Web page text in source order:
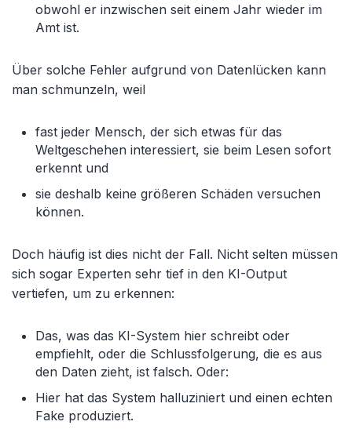
obwohl er inzwischen seit einem Jahr wieder im
Amt ist.
Über solche Fehler aufgrund von Datenlücken kann
man schmunzeln, weil
fast jeder Mensch, der sich etwas für das
Weltgeschehen interessiert, sie beim Lesen sofort
erkennt und
sie deshalb keine größeren Schäden versuchen
können.
Doch häufig ist dies nicht der Fall. Nicht selten müssen
sich sogar Experten sehr tief in den KI-Output
vertiefen, um zu erkennen:
Das, was das KI-System hier schreibt oder
empfiehlt, oder die Schlussfolgerung, die es aus
den Daten zieht, ist falsch. Oder:
Hier hat das System halluziniert und einen echten
Fake produziert.